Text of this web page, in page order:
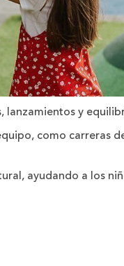
lanzamientos y
como carreras
ayudando a los